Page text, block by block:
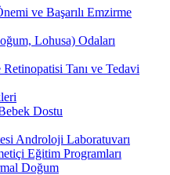
ve Başarılı Emzirme
Lohusa) Odaları
Tanı ve Tedavi
Dostu
Androloji Laboratuvarı
Eğitim Programları
Doğum